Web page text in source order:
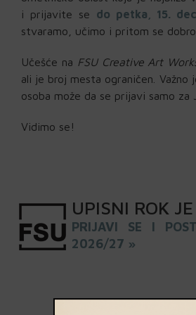
i prijavite se do petka, 15.
stvaramo, učimo i pritom se dobro
Učešće na FSU Creative Art
ali je broj mesta ograničen. Važno
osoba može da se prijavi samo za
Vidimo se!
UPISNI ROK
PRIJAVI SE I
2026/27 »